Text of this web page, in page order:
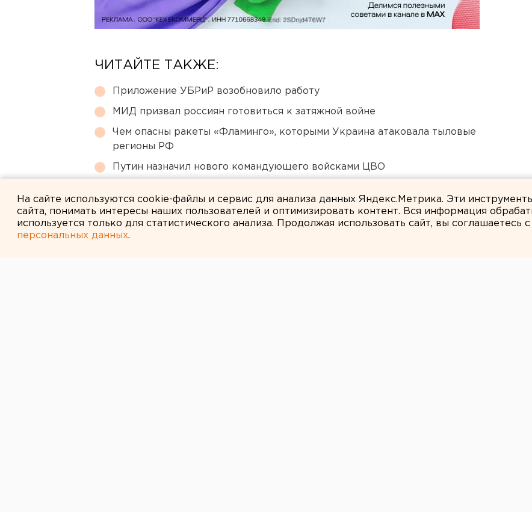
ЧИТАЙТЕ ТАКЖЕ:
Приложение УБРиР возобновило работу
МИД призвал россиян готовиться к затяжной войне
Чем опасны ракеты «Фламинго», которыми Украина атаковала тыловые
регионы РФ
Путин назначил нового командующего войсками ЦВО
На сайте используются cookie-файлы и сервис для анализа данных Яндекс.Метрика. Эти
сайта, понимать интересы наших пользователей и оптимизировать контент. Вся информация
используется только для статистического анализа. Продолжая использовать сайт, вы соглашаетесь
персональных данных.